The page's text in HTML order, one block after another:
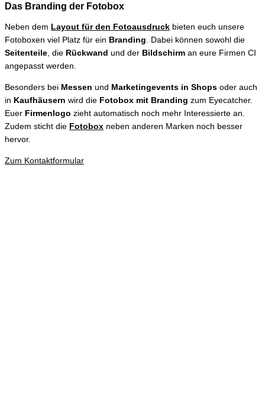
Das Branding der Fotobox​
Neben dem Layout für den Fotoausdruck bieten euch unsere
Fotoboxen viel Platz für ein Branding. Dabei können sowohl die
Seitenteile, die Rückwand und der Bildschirm an eure Firmen CI
angepasst werden.
Besonders bei Messen und Marketingevents in Shops oder auch
in Kaufhäusern wird die Fotobox mit Branding zum Eyecatcher.
Euer Firmenlogo zieht automatisch noch mehr Interessierte an.
Zudem sticht die Fotobox neben anderen Marken noch besser
hervor.
Zum Kontaktformular